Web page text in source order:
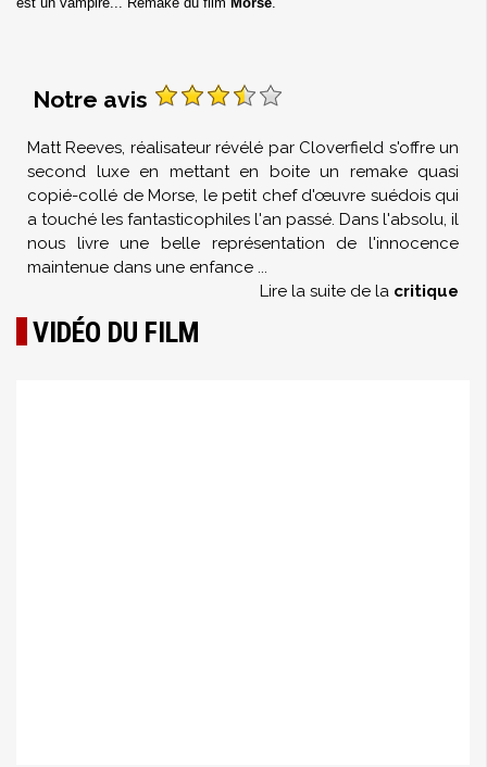
Notre avis
Matt Reeves, réalisateur révélé par Cloverfield s'offre un
second luxe en mettant en boite un remake quasi
copié-collé de Morse, le petit chef d'œuvre suédois qui
a touché les fantasticophiles l'an passé. Dans l'absolu, il
nous livre une belle représentation de l'innocence
maintenue dans une enfance ...
Lire la suite de la critique
VIDÉO DU FILM